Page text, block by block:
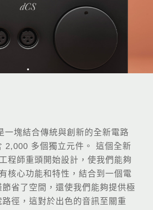
一塊結合傳統與創新的全新電路
2,000 多個獨立元件。 這個全新
程師重頭開始設計，使我們能夠
核心功能和特性，結合到一個電
省了空間，還使我們能夠提供極
徑，這對於出色的音訊至關重